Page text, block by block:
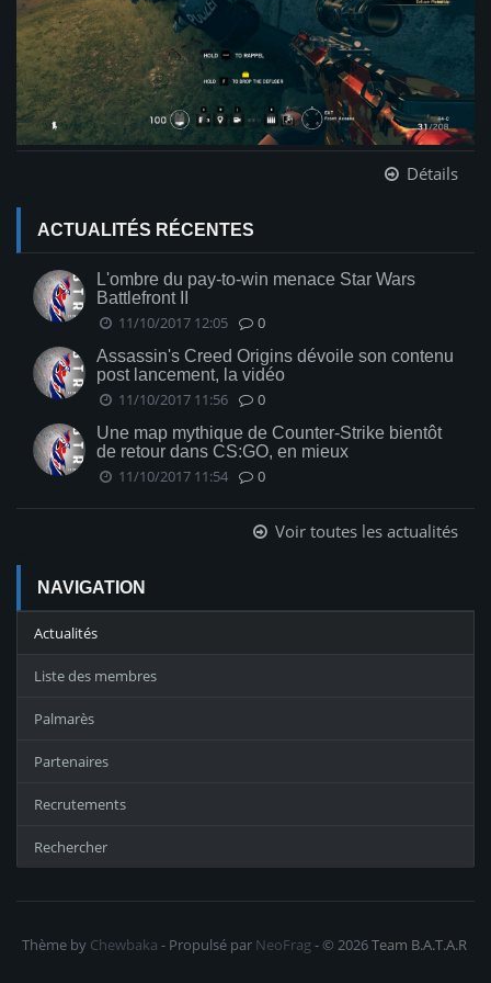
Détails
ACTUALITÉS RÉCENTES
L'ombre du pay-to-win menace Star Wars
Battlefront II
11/10/2017 12:05 0
Assassin's Creed Origins dévoile son contenu
post lancement, la vidéo
11/10/2017 11:56 0
Une map mythique de Counter-Strike bientôt
de retour dans CS:GO, en mieux
11/10/2017 11:54 0
Voir toutes les actualités
NAVIGATION
Actualités
Liste des membres
Palmarès
Partenaires
Recrutements
Rechercher
Thème by Chewbaka - Propulsé par NeoFrag- © 2026Team B.A.T.A.R